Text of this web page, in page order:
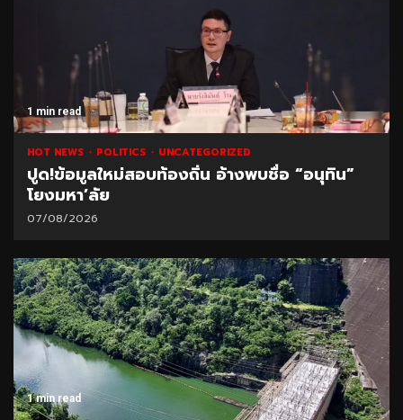
1 min read
HOT NEWS POLITICS UNCATEGORIZED
ปูด!ข้อมูลใหม่สอบท้องถิ่น อ้างพบชื่อ “อนุทิน”
โยงมหา’ลัย
07/08/2026
1 min read